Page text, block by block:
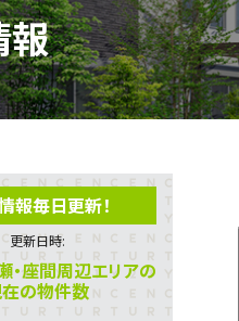
報
報毎日更新！
更新日時:
・座間周辺エリアの
の物件数